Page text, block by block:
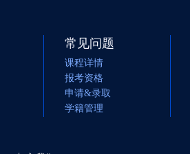
常见问题
课程详情
报考资格
申请&录取
学籍管理